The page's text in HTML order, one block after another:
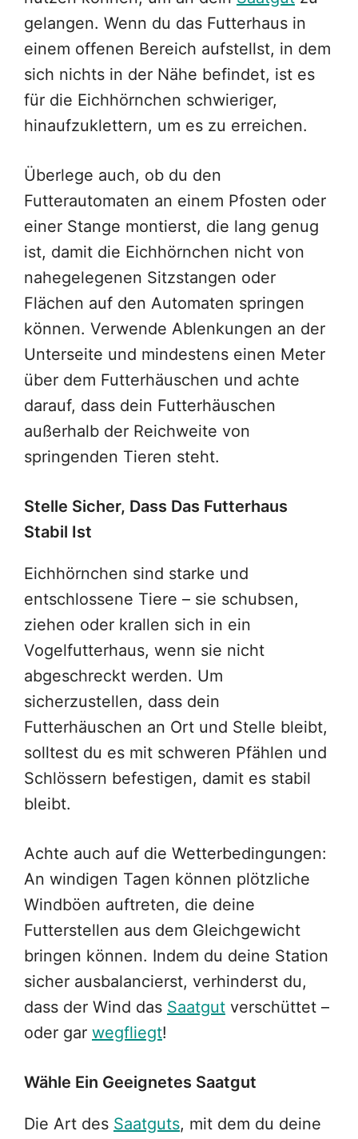
gelangen. Wenn du das Futterhaus in
einem offenen Bereich aufstellst, in dem
sich nichts in der Nähe befindet, ist es
für die Eichhörnchen schwieriger,
hinaufzuklettern, um es zu erreichen.
Überlege auch, ob du den
Futterautomaten an einem Pfosten oder
einer Stange montierst, die lang genug
ist, damit die Eichhörnchen nicht von
nahegelegenen Sitzstangen oder
Flächen auf den Automaten springen
können. Verwende Ablenkungen an der
Unterseite und mindestens einen Meter
über dem Futterhäuschen und achte
darauf, dass dein Futterhäuschen
außerhalb der Reichweite von
springenden Tieren steht.
Stelle Sicher, Dass Das Futterhaus
Stabil Ist
Eichhörnchen sind starke und
entschlossene Tiere – sie schubsen,
ziehen oder krallen sich in ein
Vogelfutterhaus, wenn sie nicht
abgeschreckt werden. Um
sicherzustellen, dass dein
Futterhäuschen an Ort und Stelle bleibt,
solltest du es mit schweren Pfählen und
Schlössern befestigen, damit es stabil
bleibt.
Achte auch auf die Wetterbedingungen:
An windigen Tagen können plötzliche
Windböen auftreten, die deine
Futterstellen aus dem Gleichgewicht
bringen können. Indem du deine Station
sicher ausbalancierst, verhinderst du,
dass der Wind das Saatgut verschüttet –
oder gar wegfliegt!
Wähle Ein Geeignetes Saatgut
Die Art des Saatguts, mit dem du deine